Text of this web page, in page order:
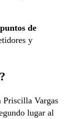
de
y
Priscilla Vargas
lugar al